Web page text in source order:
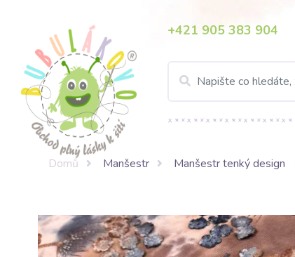
+421 905 383 904
Domů Manšestr Manšestr tenký design